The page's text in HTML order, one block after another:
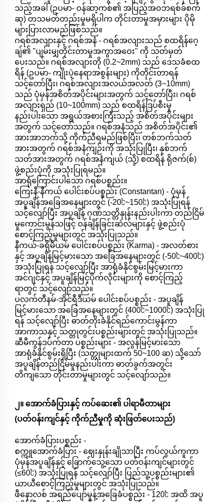
သည့်အခါ (ဥပမာ- ဝန်ဆာ့ကစ်၏ အပြည့်အဝဘရစ်ခ်စက်
ဆု) တသမတ်တည်းမှုမရှိပါက တိုင်းတာမှုအမှားများ ပိုမို
များပြားလာမည်ဖြစ်သည်။
ဂရစ်အလျားနှင့် ဂရစ်အနံ - ဂရစ်အလျားသည် စထရိန်ဂေ့
ချ်၏ "ပျမ်းမျှတိုင်းတာမှုအကွာအဝေး" ကို သတ်မှတ်
ပေးသည်။ ဂရစ်အလျားတို (0.2~2mm) သည် ဒေသခံစထ
ရိန် (ဥပမာ- ကျိုးပဲ့နေရာအစွန်းများ) ကိုတိုင်းတာရန်
သင့်တော်ပြီး၊ ဂရစ်အလျားအလယ်အလတ် (3~10mm)
သည် ပုံမှန်အစိတ်အပိုင်းများအတွက် သင့်တော်ပြီး၊ ဂရစ်
အလျားရှည် (10~100mm) သည် စထရိန်ဒြပ်စီးမှု
နည်းပါးသော အရွယ်အစားကြီးသည့် အစိတ်အပိုင်းများ
အတွက် သင့်တော်သည်။ ဂရစ်အနံသည် အစိတ်အပိုင်း၏
အားအာဘက်သို့ ကိုက်ညီရမည်ဖြစ်ပြီး၊ တစ်ဘက်သတ်
အားအတွက် ဂရစ်အနံကျဉ်းကို အသုံးပြုပြီး၊ နှစ်ဘက်
သတ်အားအတွက် ဂရစ်အနံကျယ် (သို့) စထရိန် ရိုဇက်(စ်)
ဖွဲ့စည်းပုံကို အသုံးပြုရမည်။
အာရုံကြောင်းပါသော ဂရစ်ပစ္စည်း။
ကြေးနီ-နီကယ် ပေါင်းစပ်ပစ္စည်း (Constantan) - ပုံမှန်
အပူချိန်အခြေအနေများတွင် (-20℃~150℃) အသုံးပြုရန်
သင့်လျော်ပြီး အပူချိန် ဂုဏ်သတ္တိနှုန်းနည်းပါးကာ တည်ငြိမ်
မှုကောင်းမွန်သဖြင့် ဝန်ချိန်ခြင်းဆဲလ်များနှင့် ဖွဲ့စည်းပုံ
စောင့်ကြည့်မှုများတွင် အသုံးပြုသည်။
နီကယ်-ခရိုမီယမ် ပေါင်းစပ်ပစ္စည်း (Karma) - အလတ်စား
နှင့် အပူချိန်မြင့်မားသော အခြေအနေများတွင် (-50℃~400℃)
အသုံးပြုရန် သင့်လျော်ပြီး အာရုံခံနိုင်စွမ်းမြင့်မားကာ
အင်ဂျင်နှင့် အပူချိန်မြင့်ပိုက်လိုင်းများကို စောင့်ကြည့်
ရာတွင် သင့်လျော်သည်။
ပလက်တီနမ်-အိုင်ရီဒီယမ် ပေါင်းစပ်ပစ္စည်း - အပူချိန်
မြင့်မားသော အခြေအနေများတွင် (400℃~1000℃) အသုံးပြု
ရန် သင့်လျော်ပြီး ဓာတ်တိုးခံနိုင်ရည်ကောင်းမွန်ကာ
အာကာသနှင့် သတ္တုတွင်းပစ္စည်းများတွင် အသုံးပြုသည်။
ဆီမီကွန်ဒပ်က်တာ ပစ္စည်းများ - အလွန်မြင့်မားသော
အာရုံခံနိုင်စွမ်းရှိပြီး (သတ္တုများထက် 50~100 ဆ) သို့သော်
အပူချိန်တည်ငြိမ်မှုနည်းပါးကာ ဓာတ်ခွက်အတွင်း
တိကျသော တိုင်းတာမှုများတွင် သင့်လျော်သည်။
၂။ အောက်ခံပြားနှင့် ကပ်ဆေး၏ ပါရာမီတာများ
(ပတ်ဝန်းကျင်နှင့် ကိုက်ညီမှုကို ဆုံးဖြတ်ပေးသည်)
အောက်ခံပြားပစ္စည်း -
စက္ကူအောက်ခံပြား - ဈေးနှုန်းချိုသာပြီး ကပ်လွယ်ကူကာ
ပုံမှန်အပူချိန်နှင့် ခြောက်သွေ့သော ပတ်ဝန်းကျင်များတွင်
(≤60℃) အသုံးပြုရန် သင့်လျော်ပြီး ပြည်သူ့ပစ္စည်းများ၏
ယာယီစောင့်ကြည့်မှုများတွင် အသုံးပြုသည်။
ဖီနောလစ် အရည်ပျော်မှုန့်အခြေခံပစ္စည်း - 120℃ အထိ အပူ